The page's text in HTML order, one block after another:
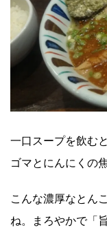
一口スープを飲む
ゴマとにんにくの
こんな濃厚なとん
ね。まろやかで「